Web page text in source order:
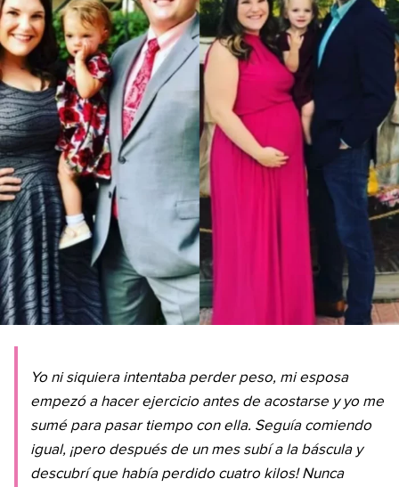
Yo ni siquiera intentaba perder peso, mi esposa
empezó a hacer ejercicio antes de acostarse y yo me
sumé para pasar tiempo con ella. Seguía comiendo
igual, ¡pero después de un mes subí a la báscula y
descubrí que había perdido cuatro kilos! Nunca